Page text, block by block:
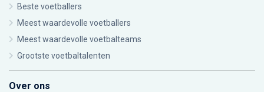
Beste voetballers
Meest waardevolle voetballers
Meest waardevolle voetbalteams
Grootste voetbaltalenten
Over ons